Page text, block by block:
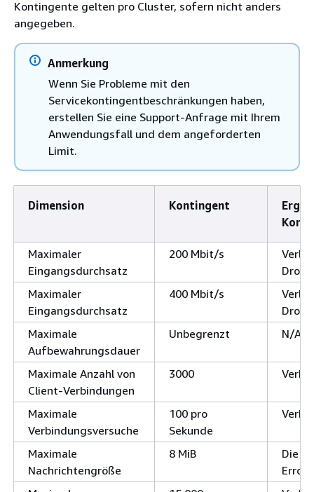
Kontingente gelten pro Cluster, sofern nicht anders
angegeben.
Anmerkung
Wenn Sie Probleme mit den
Servicekontingentbeschränkungen haben,
erstellen Sie eine Support-Anfrage mit Ihrem
Anwendungsfall und dem angeforderten
Limit.
Dimension Kontingent
Maximaler
Eingangsdurchsatz
200 Mbit/s
Maximaler
Eingangsdurchsatz
400 Mbit/s
Maximale
Aufbewahrungsdauer
Unbegrenzt N/A
Maximale Anzahl von
Client-Verbindungen
3000
Maximale
Verbindungsversuche
100 pro
Sekunde
Maximale
Nachrichtengröße
8 MiB
Die